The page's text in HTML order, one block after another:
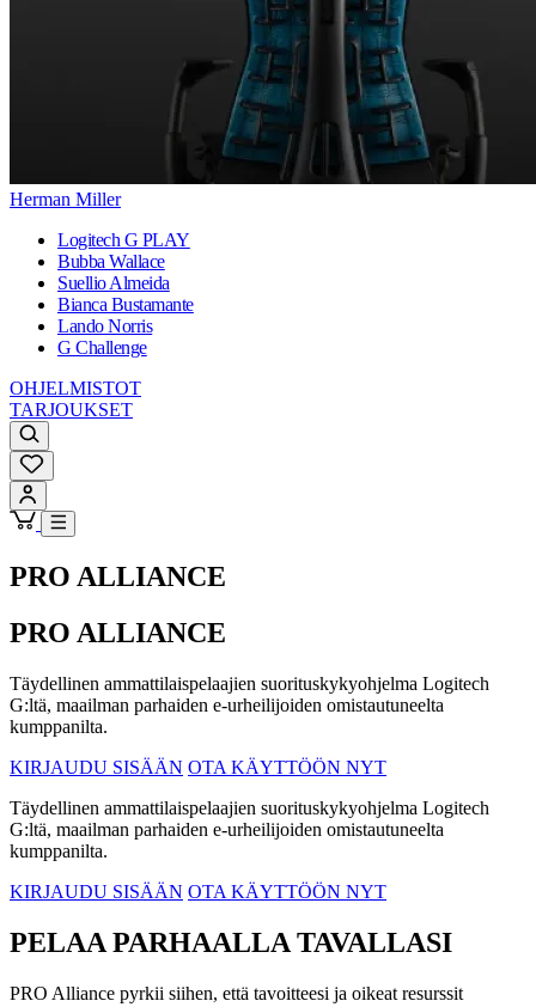
Herman Miller
Logitech G PLAY
Bubba Wallace
Suellio Almeida
Bianca Bustamante
Lando Norris
G Challenge
OHJELMISTOT
TARJOUKSET
PRO ALLIANCE
PRO ALLIANCE
Täydellinen ammattilaispelaajien suorituskykyohjelma Logitech
G:ltä, maailman parhaiden e-urheilijoiden omistautuneelta
kumppanilta.
KIRJAUDU SISÄÄN OTA KÄYTTÖÖN NYT
Täydellinen ammattilaispelaajien suorituskykyohjelma Logitech
G:ltä, maailman parhaiden e-urheilijoiden omistautuneelta
kumppanilta.
KIRJAUDU SISÄÄN OTA KÄYTTÖÖN NYT
PELAA PARHAALLA TAVALLASI
PRO Alliance pyrkii siihen, että tavoitteesi ja oikeat resurssit